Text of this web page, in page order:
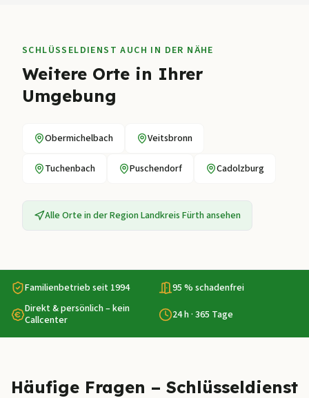
SCHLÜSSELDIENST AUCH IN DER NÄHE
Weitere Orte in Ihrer
Umgebung
Obermichelbach Veitsbronn
Tuchenbach Puschendorf Cadolzburg
Alle Orte in der Region Landkreis Fürth ansehen
Familienbetrieb seit 1994
95 % schadenfrei
Direkt & persönlich – kein
Callcenter
24 h · 365 Tage
Häufige Fragen – Schlüsseldienst